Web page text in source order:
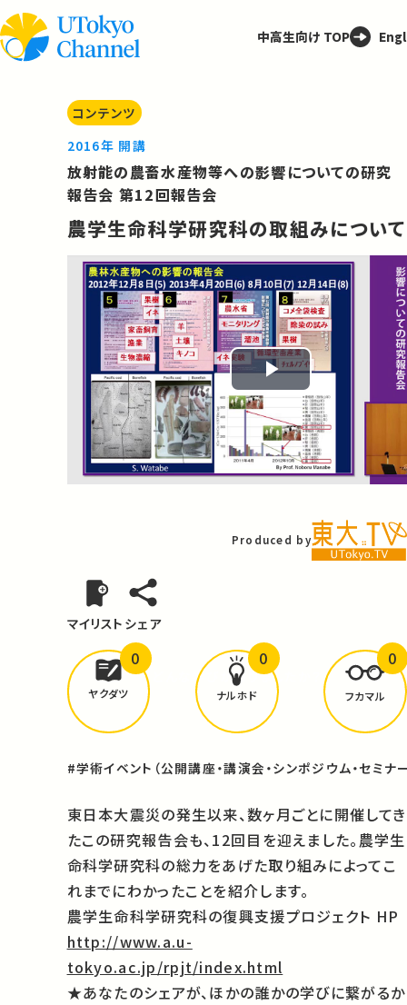
中高生向け TOP
コンテンツ
2016年 開講
放射能の農畜水産物等への影響についての研究
報告会 第12回報告会
農学生命科学研究科の取組みについて
Play
Video
Produced by
マイリスト シェア
どんな学びがありましたか？
ヤクダツ
0
ナルホド
0
フカマル
0
#学術イベント（公開講座・講演会・シンポジウム・セミナ
東日本大震災の発生以来、数ヶ月ごとに開催してき
たこの研究報告会も、12回目を迎えました。農学生
命科学研究科の総力をあげた取り組みによってこ
れまでにわかったことを紹介します。
農学生命科学研究科の復興支援プロジェクト HP
http://www.a.u-
tokyo.ac.jp/rpjt/index.html
★あなたのシェアが、ほかの誰かの学びに繋がるか